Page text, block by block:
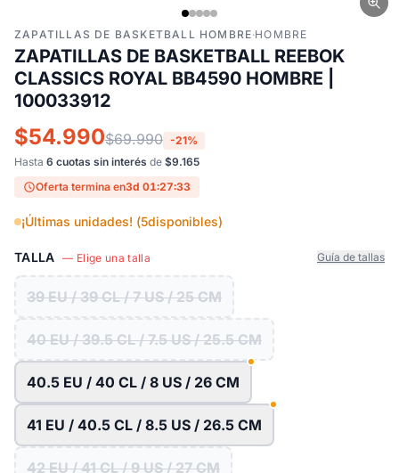
ZAPATILLAS DE BASKETBALL HOMBRE·HOMBRE
ZAPATILLAS DE BASKETBALL REEBOK
CLASSICS ROYAL BB4590 HOMBRE |
100033912
$54.990$69.990 -21%
Hasta 6 cuotas sin interés de $9.165
Oferta termina en3d 01:27:32
¡Últimas unidades! (5disponibles)
TALLA — Elige una talla Guía de tallas
39 EU / 39 CL / 7 US / 25 CM
40 EU / 39.5 CL / 7.5 US / 25.5 CM
40.5 EU / 40 CL / 8 US / 26 CM
41 EU / 40.5 CL / 8.5 US / 26.5 CM
42 EU / 41 CL / 9 US / 27 CM